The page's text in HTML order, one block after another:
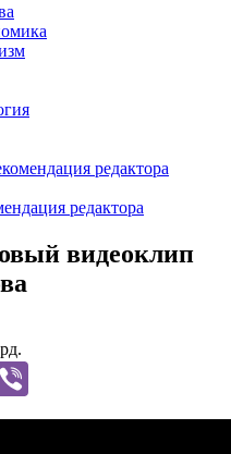
редактора
редактора
видеоклип